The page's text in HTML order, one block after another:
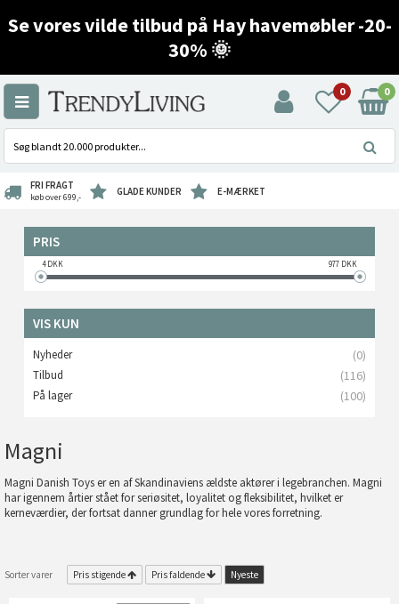
Se vores vilde tilbud på Hay havemøbler -20-
30% 🌞
0 0
FRI FRAGT
køb over 699,- GLADE KUNDER E-MÆRKET
PRIS
4DKK 977DKK
VIS KUN
Nyheder (0)
Tilbud (116)
På lager (100)
Magni
Magni Danish Toys er en af Skandinaviens ældste aktører i legebranchen. Magni
har igennem årtier stået for seriøsitet, loyalitet og fleksibilitet, hvilket er
kerneværdier, der fortsat danner grundlag for hele vores forretning.
Sorter varer Pris stigende Pris faldende Nyeste